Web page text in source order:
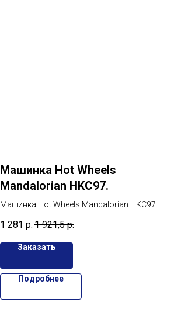
Машинка Hot Wheels
Mandalorian HKC97.
Машинка Hot Wheels Mandalorian HKC97.
1 281 р. 1 921,5 р.
Заказать
Подробнее